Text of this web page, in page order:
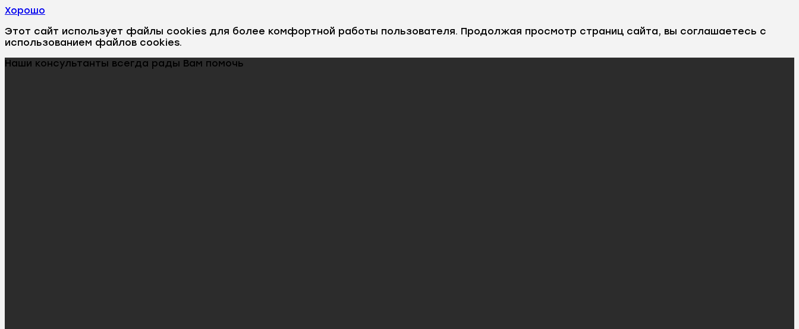
Хорошо
Этот сайт использует файлы cookies для более комфортной работы пользователя. Продолжая просмотр страниц сайта, вы соглашаетесь с
использованием файлов cookies.
Наши консультанты всегда рады Вам помочь